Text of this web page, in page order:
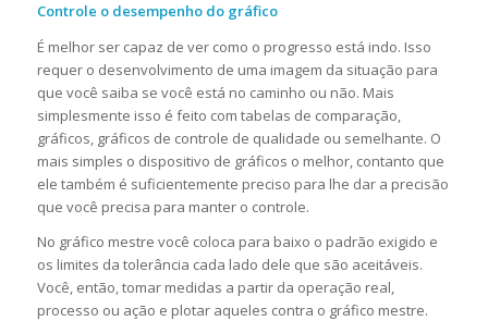
Controle o desempenho do gráfico
É melhor ser capaz de ver como o progresso está indo. Isso
requer o desenvolvimento de uma imagem da situação para
que você saiba se você está no caminho ou não. Mais
simplesmente isso é feito com tabelas de comparação,
gráficos, gráficos de controle de qualidade ou semelhante. O
mais simples o dispositivo de gráficos o melhor, contanto que
ele também é suficientemente preciso para lhe dar a precisão
que você precisa para manter o controle.
No gráfico mestre você coloca para baixo o padrão exigido e
os limites da tolerância cada lado dele que são aceitáveis.
Você, então, tomar medidas a partir da operação real,
processo ou ação e plotar aqueles contra o gráfico mestre.